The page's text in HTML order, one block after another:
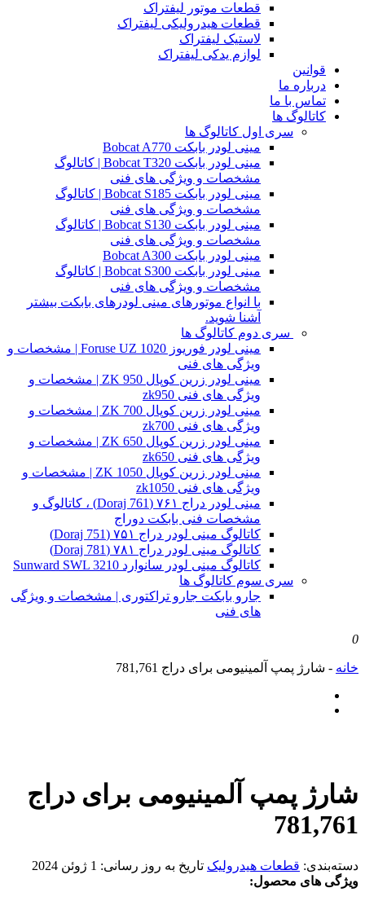
قطعات موتور لیفتراک
قطعات هیدرولیکی لیفتراک
لاستیک لیفتراک
لوازم یدکی لیفتراک
قوانین
درباره ما
تماس با ما
کاتالوگ ها
سری اول کاتالوگ ها
مینی لودر بابکت Bobcat A770
مینی لودر بابکت Bobcat T320 | کاتالوگ
مشخصات و ویژگی های فنی
مینی لودر بابکت Bobcat S185 | کاتالوگ
مشخصات و ویژگی های فنی
مینی لودر بابکت Bobcat S130 | کاتالوگ
مشخصات و ویژگی های فنی
مینی لودر بابکت Bobcat A300
مینی لودر بابکت Bobcat S300 | کاتالوگ
مشخصات و ویژگی های فنی
با انواع موتورهای مینی لودرهای بابکت بیشتر
آشنا شوید.
سری دوم کاتالوگ ها
مینی لودر فوریوز Foruse UZ 1020 | مشخصات و
ویژگی های فنی
مینی لودر زرین کوپال ZK 950 | مشخصات و
ویژگی های فنی zk950
مینی لودر زرین کوپال ZK 700 | مشخصات و
ویژگی های فنی zk700
مینی لودر زرین کوپال ZK 650 | مشخصات و
ویژگی های فنی zk650
مینی لودر زرین کوپال ZK 1050 | مشخصات و
ویژگی های فنی zk1050
مینی لودر دراج ۷۶۱ (Doraj 761) ، کاتالوگ و
مشخصات فنی بابکت دوراج
کاتالوگ مینی لودر دراج ۷۵۱ (Doraj 751)
کاتالوگ مینی لودر دراج ۷۸۱ (Doraj 781)
کاتالوگ مینی لودر سانوارد Sunward SWL 3210
سری سوم کاتالوگ ها
جارو بابکت جارو تراکتوری | مشخصات و ویژگی
های فنی
0
خانه - شارژ پمپ آلمینیومی برای دراج 781,761
شارژ پمپ آلمینیومی برای دراج
781,761
دسته‌بندی: قطعات هیدرولیک تاریخ به روز رسانی: 1 ژوئن 2024
ویژگی های محصول: